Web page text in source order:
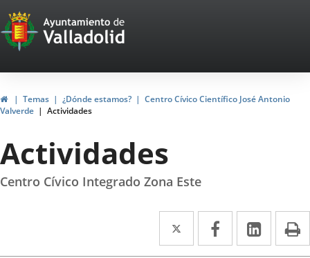
Portal
Web
del
Ayuntamiento
de
Valladolid
InicioTemas ¿Dónde estamos?
Centro Cívico Científico José Antonio
Valverde
Actividades
Actividades
Centro Cívico Integrado Zona Este
Twitter
Enlace
a
Facebook
Enlace
a
Enlace
a